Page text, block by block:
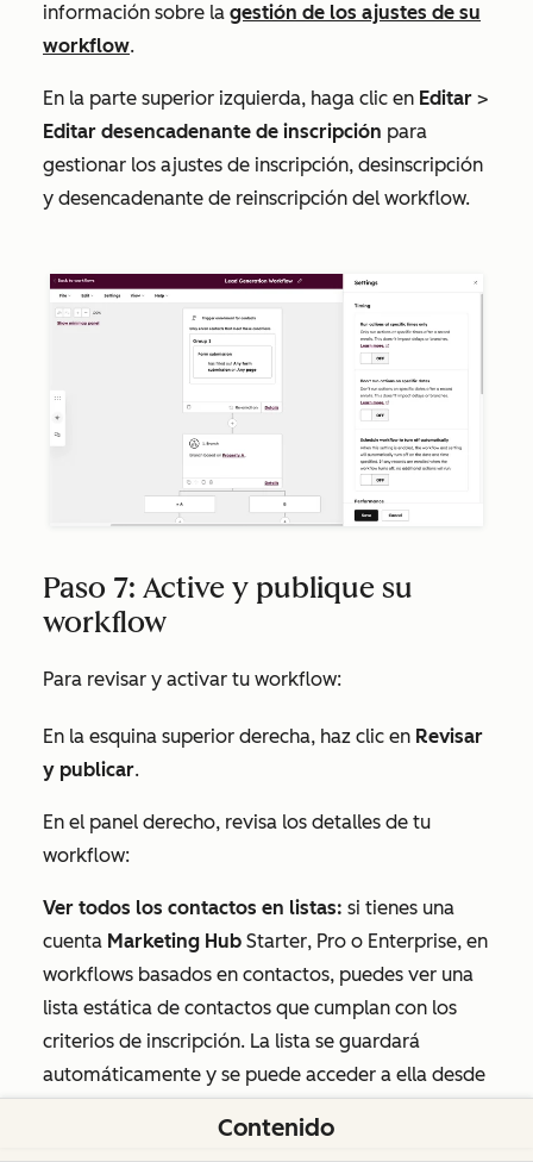
información sobre la gestión de los ajustes de su
workflow.
En la parte superior izquierda, haga clic en Editar >
Editar desencadenante de inscripción para
gestionar los ajustes de inscripción, desinscripción
y desencadenante de reinscripción del workflow.
Paso 7: Active y publique su
workflow
Para revisar y activar tu workflow:
En la esquina superior derecha, haz clic en Revisar
y publicar.
En el panel derecho, revisa los detalles de tu
workflow:
Ver todos los contactos en listas: si tienes una
cuenta Marketing Hub Starter, Pro o Enterprise, en
workflows basados en contactos, puedes ver una
lista estática de contactos que cumplan con los
criterios de inscripción. La lista se guardará
automáticamente y se puede acceder a ella desde
Contenido